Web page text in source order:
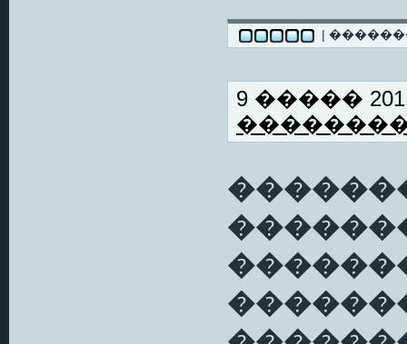
|
9 �����